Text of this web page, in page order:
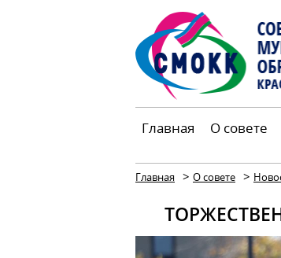
Главная О совете
Главная > О совете >